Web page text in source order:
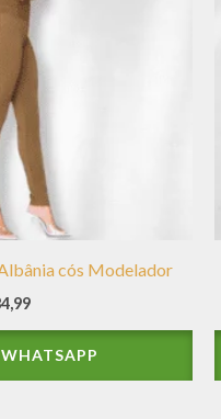
cós Modelador